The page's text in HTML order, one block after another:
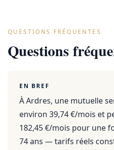
QUESTIONS FRÉQUENTES
Questions
EN BREF
À Ardres, une mutuelle
environ 39,74 €/mois et
182,45 €/mois pour une
74 ans — tarifs réels